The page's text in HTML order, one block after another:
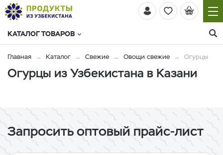
КАТАЛОГ ТОВАРОВ
Главная Каталог Свежие Овощи свежие Огурцы
Огурцы из Узбекистана в Казани
Запросить оптовый прайс-лист